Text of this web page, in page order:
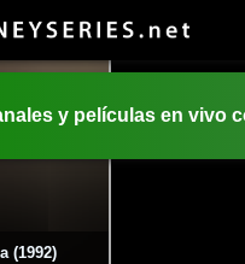
y películas en vivo
(1992)